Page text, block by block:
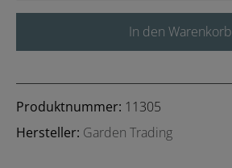
In den Warenkorb
Produktnummer: 11305
Hersteller: Garden Trading